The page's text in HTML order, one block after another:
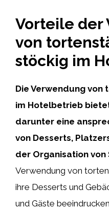
Vorteile der
von
stöckig im
Die Verwendung
im Hotelbetrieb
darunter eine
von Desserts,
der Organisation von
Verwendung von
ihre Desserts und
und Gäste